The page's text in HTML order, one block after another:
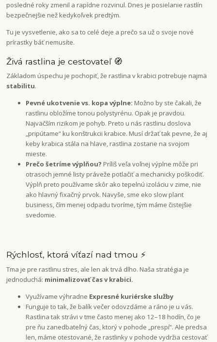
posledné roky zmenil a rapídne rozvinul. Dnes je posielanie rastlín
bezpečnejšie než kedykoľvek predtým.
Tu je vysvetlenie, ako sa to celé deje a prečo sa už o svoje nové
prírastky báť nemusíte.
Živá rastlina je cestovateľ 🧭
Základom úspechu je pochopiť, že rastlina v krabici potrebuje najmä
stabilitu.
Pevné ukotvenie vs. kopa výplne: Možno by ste čakali, že
rastlinu obložíme tonou polystyrénu. Opak je pravdou.
Najväčším rizikom je pohyb. Preto u nás rastlinu doslova
„pripútame“ ku konštrukcii krabice. Musí držať tak pevne, že aj
keby krabica stála na hlave, rastlina zostane na svojom
mieste.
Prečo šetríme výplňou? Príliš veľa voľnej výplne môže pri
otrasoch jemné listy práveže potlačiť a mechanicky poškodiť.
Výplň preto používame skôr ako tepelnú izoláciu v zime, nie
ako hlavný fixačný prvok. Navyše, sme eko slow plant
business, čím menej odpadu tvoríme, tým máme čistejšie
svedomie.
Rýchlosť, ktorá víťazí nad tmou ⚡
Tma je pre rastlinu stres, ale len ak trvá dlho. Naša stratégia je
jednoduchá: minimalizovať čas v krabici.
Využívame výhradne Expresné kuriérske služby
Funguje to tak, že balík večer odovzdáme a ráno je u vás.
Rastlina tak strávi v tme často menej ako 12–18 hodín, čo je
pre ňu zanedbateľný čas, ktorý v pohode „prespí“. Ale predsa
len, máme otestované, že rastlinky v pohode vydržia cestovať